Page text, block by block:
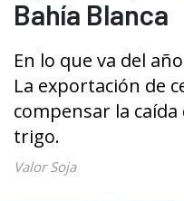
Bahía Blanca
En lo que va del
La exportación de
compensar la
trigo.
Valor Soja